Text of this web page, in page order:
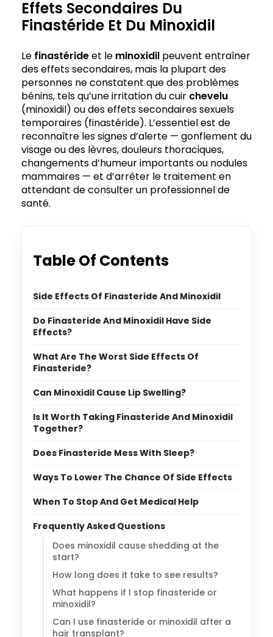
Effets Secondaires Du
Finastéride Et Du Minoxidil
Le finastérideet le minoxidil peuvent entraîner
des effets secondaires, mais la plupart des
personnes ne constatent que des problèmes
bénins, tels qu’une irritation du cuir chevelu
(minoxidil) ou des effets secondaires sexuels
temporaires (finastéride). L’essentiel est de
reconnaître les signes d’alerte — gonflement du
visage ou des lèvres, douleurs thoraciques,
changements d’humeur importants ou nodules
mammaires — et d’arrêter le traitement en
attendant de consulter un professionnel de
santé.
Table Of Contents
Side Effects Of Finasteride And Minoxidil
Do Finasteride And Minoxidil Have Side
Effects?
What Are The Worst Side Effects Of
Finasteride?
Can Minoxidil Cause Lip Swelling?
Is It Worth Taking Finasteride And Minoxidil
Together?
Does Finasteride Mess With Sleep?
Ways To Lower The Chance Of Side Effects
When To Stop And Get Medical Help
Frequently Asked Questions
Does minoxidil cause shedding at the
start?
How long does it take to see results?
What happens if I stop finasteride or
minoxidil?
Can I use finasteride or minoxidil after a
hair transplant?